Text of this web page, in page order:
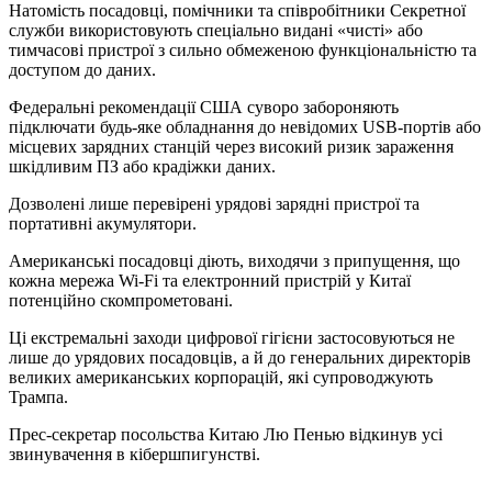
Натомість посадовці, помічники та співробітники Секретної
служби використовують спеціально видані «чисті» або
тимчасові пристрої з сильно обмеженою функціональністю та
доступом до даних.
Федеральні рекомендації США суворо забороняють
підключати будь-яке обладнання до невідомих USB-портів або
місцевих зарядних станцій через високий ризик зараження
шкідливим ПЗ або крадіжки даних.
Дозволені лише перевірені урядові зарядні пристрої та
портативні акумулятори.
Американські посадовці діють, виходячи з припущення, що
кожна мережа Wi-Fi та електронний пристрій у Китаї
потенційно скомпрометовані.
Ці екстремальні заходи цифрової гігієни застосовуються не
лише до урядових посадовців, а й до генеральних директорів
великих американських корпорацій, які супроводжують
Трампа.
Прес-секретар посольства Китаю Лю Пенью відкинув усі
звинувачення в кібершпигунстві.